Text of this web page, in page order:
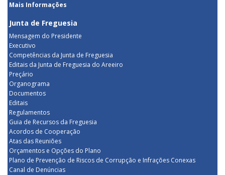
Mais Informações
Junta de Freguesia
Mensagem do Presidente
Executivo
Competências da Junta de Freguesia
Editais da Junta de Freguesia do Areeiro
Preçário
Organograma
Documentos
Editais
Regulamentos
Guia de Recursos da Freguesia
Acordos de Cooperação
Atas das Reuniões
Orçamentos e Opções do Plano
Plano de Prevenção de Riscos de Corrupção e Infrações Conexas
Canal de Denúncias